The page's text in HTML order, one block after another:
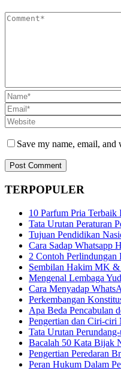
Save my name, email,
TERPOPULER
10 Parfum Pria
Tata Urutan Peraturan
Tujuan Pendidikan
Cara Sadap Whatsapp
2 Contoh
Sembilan Hakim MK &
Mengenal Lembaga
Cara Menyadap
Perkembangan
Apa Beda Pencabulan
Pengertian dan Ciri-
Tata Urutan
Bacalah 50 Kata Bijak
Pengertian Peredaran
Peran Hukum Dalam